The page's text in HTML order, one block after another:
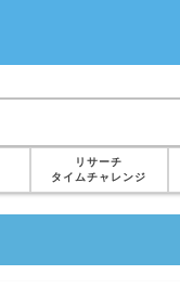
リサーチ
タイムチャレンジ